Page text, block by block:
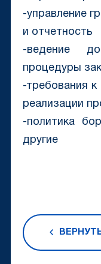
-управление
и отчетность
-ведение
процедуры
-требования к
реализации
-политика
другие